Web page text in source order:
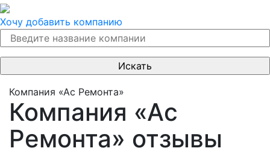
Хочу добавить компанию
Компания «Ас Ремонта»
Компания «Ас
Ремонта» отзывы